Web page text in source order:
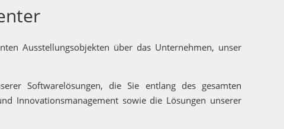
Ausstellungsobjekten über das Unternehmen, unser
Softwarelösungen, die Sie entlang des gesamten
Innovationsmanagement sowie die Lösungen unserer